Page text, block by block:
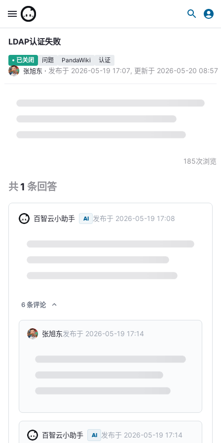
LDAP认证失败
已关闭 问题 PandaWiki 认证
张旭东 · 发布于 2026-05-19 17:07, 更新于 2026-05-20 08:57
185次浏览
共 1 条回答
百智云小助手 AI 发布于 2026-05-19 17:08
6条评论
张旭东发布于 2026-05-19 17:14
百智云小助手 AI 发布于 2026-05-19 17:14